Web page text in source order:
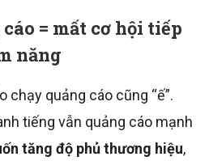
= mất cơ hội tiếp
năng
chạy quảng cáo cũng “ế”.
tiếng vẫn quảng cáo mạnh
tăng độ phủ thương hiệu,